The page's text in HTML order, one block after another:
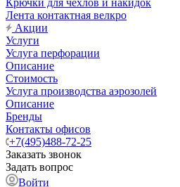
Крючки для чехлов и накидок
Лента контактная велкро
Акции
Услуги
Услуга перфорации
Описание
Стоимость
Услуга производства аэрозолей
Описание
Бренды
Контакты офисов
+7(495)488-72-25
Заказать звонок
Задать вопрос
Войти